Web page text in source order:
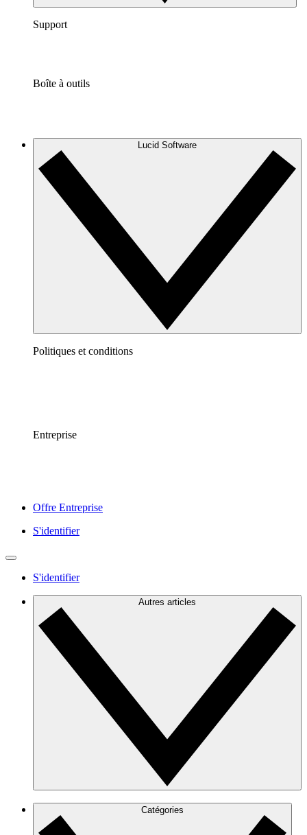
Support
Boîte à outils
Lucid Software
Politiques et conditions
Entreprise
Offre Entreprise
S'identifier
S'identifier
Autres articles
Catégories